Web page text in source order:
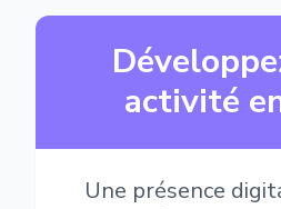
activité
Une présence